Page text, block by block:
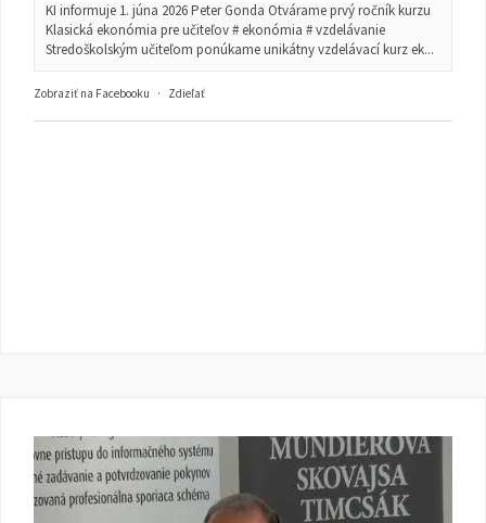
KI informuje 1. júna 2026 Peter Gonda Otvárame prvý ročník kurzu
Klasická ekonómia pre učiteľov # ekonómia # vzdelávanie
Stredoškolským učiteľom ponúkame unikátny vzdelávací kurz ek...
Zobraziť na Facebooku · Zdieľať